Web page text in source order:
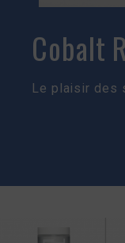
Cobalt
Le plaisir des